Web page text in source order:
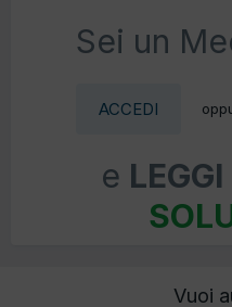
Sei un
ACCEDI
e
Vuoi